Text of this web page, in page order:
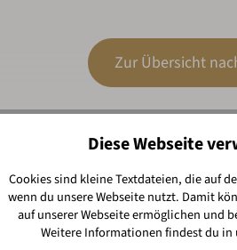
Zur Übersicht
Diese Webseite
Cookies sind kleine Textdateien, die auf
wenn du unsere Webseite nutzt. Damit
auf unserer Webseite ermöglichen und
Weitere Informationen findest du in